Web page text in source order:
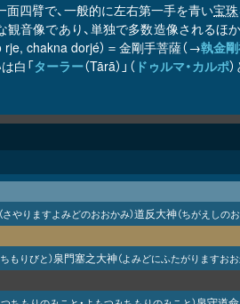
面四臂で、一般的に左右第一手を青い宝珠
観音像であり、単独で多数造像されるほか
rje, chakna dorjé）＝金剛手菩薩（→執金
白「ターラー（Tārā）」（ ドゥルマ・カルポ
（さやりますよみどのおおかみ）道反大神（ちがえしの
もりびと）泉門塞之大神（よみどにふたがりますお